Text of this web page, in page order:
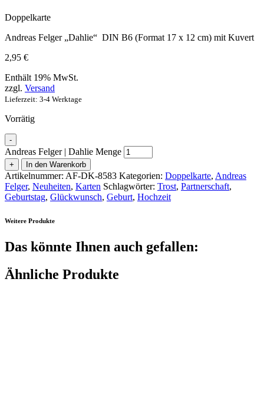
Doppelkarte
Andreas Felger „Dahlie“ DIN B6 (Format 17 x 12 cm) mit Kuvert
2,95 €
Enthält 19% MwSt.
zzgl. Versand
Lieferzeit: 3-4 Werktage
Vorrätig
-
Andreas Felger | Dahlie Menge
+ In den Warenkorb
Artikelnummer: AF-DK-8583 Kategorien: Doppelkarte, Andreas
Felger, Neuheiten, Karten Schlagwörter: Trost, Partnerschaft,
Geburtstag, Glückwunsch, Geburt, Hochzeit
Weitere Produkte
Das könnte Ihnen auch gefallen:
Ähnliche Produkte